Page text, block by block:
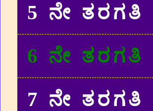
5 ನೇ ತರಗತಿ
6 ನೇ ತರಗತಿ
7 ನೇ ತರಗತಿ